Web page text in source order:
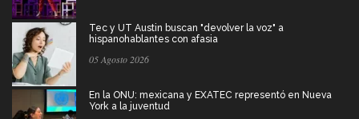
Tec y UT Austin buscan "devolver la voz" a
hispanohablantes con afasia
05 Agosto 2026
En la ONU: mexicana y EXATEC representó en Nueva
York a la juventud